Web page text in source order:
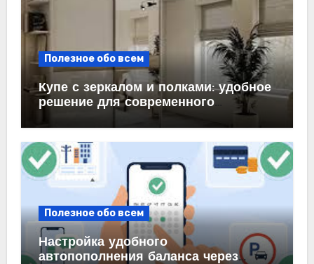
Полезное обо всем
Купе с зеркалом и полками: удобное
решение для современного
Полезное обо всем
Настройка удобного
автопополнения баланса через